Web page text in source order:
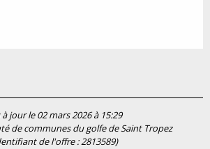
à jour le 02 mars 2026 à 15:29
de communes du golfe de Saint Tropez
de l'offre :2813589)